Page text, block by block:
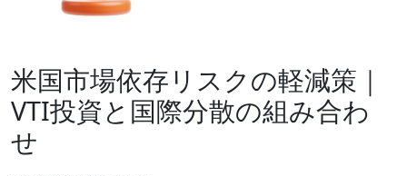
米国市場依存リスクの軽減策｜
VTI投資と国際分散の組み合わ
せ